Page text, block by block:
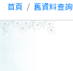
首頁 舊資料查詢